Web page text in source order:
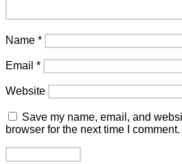
Name *
Email *
Website
Save my name, email, and
browser for the next time I comment.